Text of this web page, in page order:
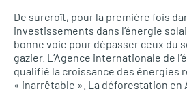
De surcroît, pour la première fois
investissements dans l’énergie
bonne voie pour dépasser ceux du
gazier. L’Agence internationale de
qualifié la croissance des énergies
« inarrêtable ». La déforestation en